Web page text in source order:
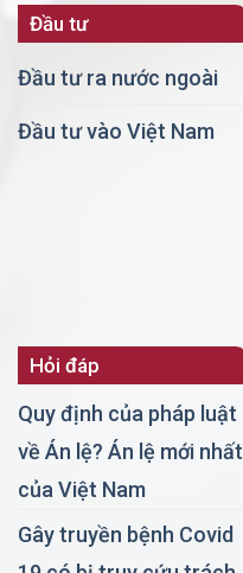
Đầu tư
Đầu tư ra nước ngoài
Đầu tư vào Việt Nam
Hỏi đáp
Quy định của pháp luật
về Án lệ? Án lệ mới nhất
của Việt Nam
Gây truyền bệnh Covid